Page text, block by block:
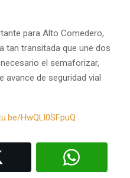
para Alto Comedero,
tan transitada que une dos
el semaforizar,
de seguridad vial
HwQLl0SFpuQ